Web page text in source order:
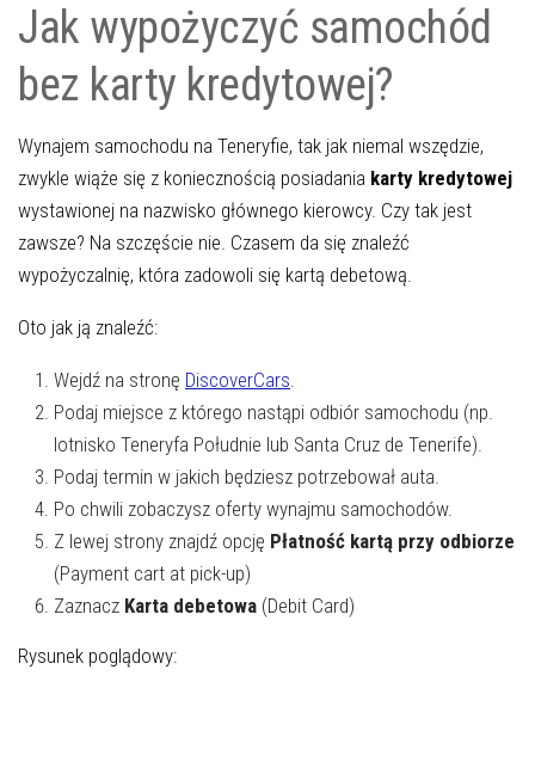
Jak wypożyczyć samochód
bez karty kredytowej?
Wynajem samochodu na Teneryfie, tak jak niemal wszędzie,
zwykle wiąże się z koniecznością posiadania karty kredytowej
wystawionej na nazwisko głównego kierowcy. Czy tak jest
zawsze? Na szczęście nie. Czasem da się znaleźć
wypożyczalnię, która zadowoli się kartą debetową.
Oto jak ją znaleźć:
Wejdź na stronę DiscoverCars.
Podaj miejsce z którego nastąpi odbiór samochodu (np.
lotnisko Teneryfa Południe lub Santa Cruz de Tenerife).
Podaj termin w jakich będziesz potrzebował auta.
Po chwili zobaczysz oferty wynajmu samochodów.
Z lewej strony znajdź opcję Płatność kartą przy odbiorze
(Payment cart at pick-up)
Zaznacz Karta debetowa (Debit Card)
Rysunek poglądowy: